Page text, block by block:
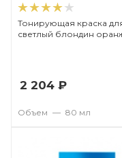
Тонирующая краска
светлый блондин
2 204 ₽
Объем — 80 мл